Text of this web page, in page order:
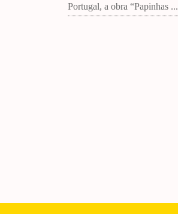
Portugal, a obra “Papinhas ...